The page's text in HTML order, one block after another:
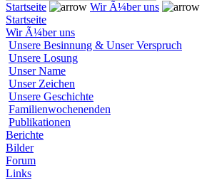
Startseite Wir Ã¼ber uns
Startseite
Wir Ã¼ber uns
Unsere Besinnung & Unser Verspruch
Unsere Losung
Unser Name
Unser Zeichen
Unsere Geschichte
Familienwochenenden
Publikationen
Berichte
Bilder
Forum
Links